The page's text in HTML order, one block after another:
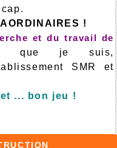
!
et du travail de
que je suis,
SMR et
... bon jeu !